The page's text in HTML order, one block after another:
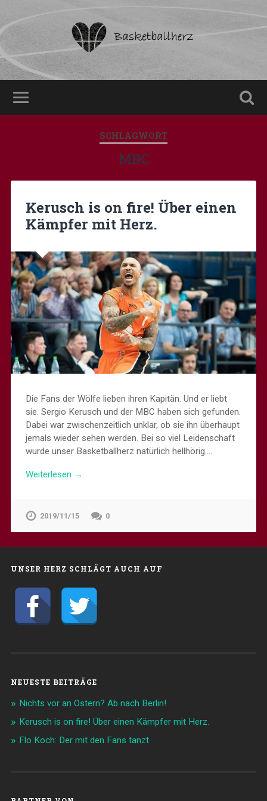
SCHLAGWORT
MBC
Kerusch is on fire! Über einen
Kämpfer mit Herz.
Die Fans der Wölfe lieben ihren Kapitän. Und er liebt
sie. Sergio Kerusch und der MBC haben sich gefunden.
Dabei war zwischenzeitlich unklar, ob sie ihn überhaupt
jemals wieder sehen werden. Bei so viel Leidenschaft
wurde unser Basketballherz natürlich hellhörig….
Weiterlesen →
2019/11/15 0
UNSER HERZ SCHLÄGT AUCH AUF
NEUESTE BEITRÄGE
Nichts vor an Ostern? Ab nach Berlin!
Kerusch is on fire! Über einen Kämpfer mit Herz.
Flo Koch: Der mit den Fans tanzt